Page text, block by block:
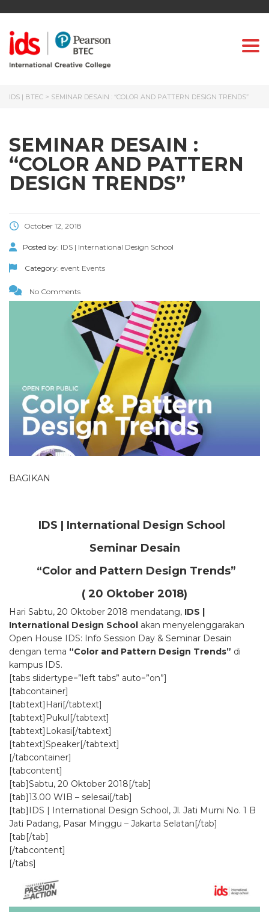
IDS | BTEC > SEMINAR DESAIN : “COLOR AND PATTERN DESIGN TRENDS”
SEMINAR DESAIN :
“COLOR AND PATTERN
DESIGN TRENDS”
October 12, 2018
Posted by: IDS | International Design School
Category: event Events
No Comments
BAGIKAN
IDS | International Design School
Seminar Desain
“Color and Pattern Design Trends”
( 20 Oktober 2018)
Hari Sabtu, 20 Oktober 2018 mendatang, IDS |
International Design School akan menyelenggarakan
Open House IDS: Info Session Day & Seminar Desain
dengan tema “Color and Pattern Design Trends” di
kampus IDS.
[tabs slidertype=”left tabs” auto=”on”]
[tabcontainer]
[tabtext]Hari[/tabtext]
[tabtext]Pukul[/tabtext]
[tabtext]Lokasi[/tabtext]
[tabtext]Speaker[/tabtext]
[/tabcontainer]
[tabcontent]
[tab]Sabtu, 20 Oktober 2018[/tab]
[tab]13.00 WIB – selesai[/tab]
[tab]IDS | International Design School, Jl. Jati Murni No. 1 B
Jati Padang, Pasar Minggu – Jakarta Selatan[/tab]
[tab[/tab]
[/tabcontent]
[/tabs]